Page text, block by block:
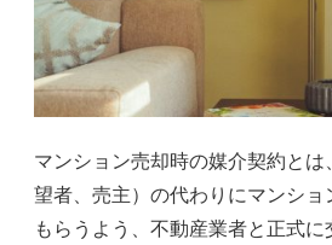
マンション売却時の媒介契約と
望者、売主）の代わりにマンショ
もらうよう、不動産業者と正式